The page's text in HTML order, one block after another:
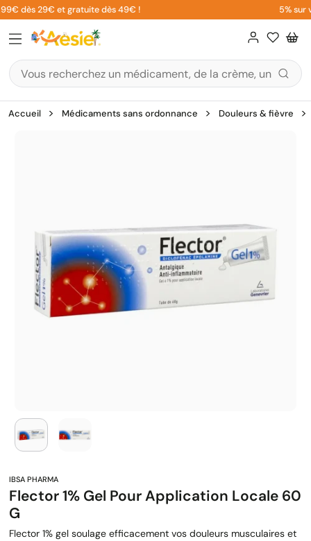
Aller
au
contenu
dès 29€ et gratuite dès 49€ ! 5% sur
Accueil Médicaments sans ordonnance Douleurs & fièvre
Flector 1% Gel Pour Application Locale 60
G
Flector 1% gel soulage efficacement vos douleurs musculaires et